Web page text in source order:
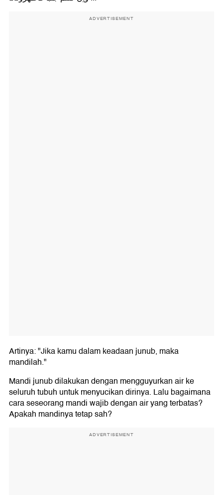
ADVERTISEMENT
Artinya: "Jika kamu dalam keadaan junub, maka
mandilah."
Mandi junub dilakukan dengan mengguyurkan air ke
seluruh tubuh untuk menyucikan dirinya. Lalu bagaimana
cara seseorang mandi wajib dengan air yang terbatas?
Apakah mandinya tetap sah?
ADVERTISEMENT